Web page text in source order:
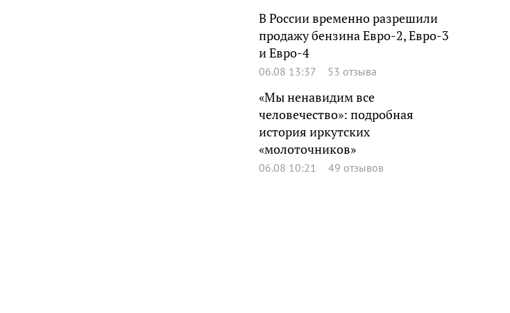
В России временно разрешили
продажу бензина Евро-2, Евро-3
и Евро-4
06.08 13:37 53 отзыва
«Мы ненавидим все
человечество»: подробная
история иркутских
«молоточников»
06.08 10:21 49 отзывов